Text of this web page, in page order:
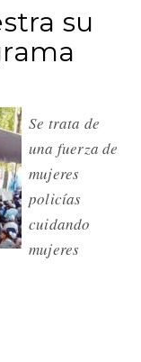
su
Se trata de
una fuerza de
mujeres
policías
cuidando
mujeres